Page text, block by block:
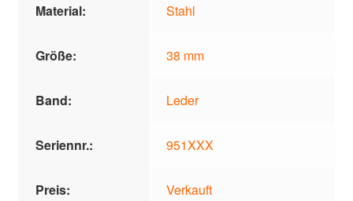
Material: Stahl
Größe: 38 mm
Band: Leder
Seriennr.: 951XXX
Preis: Verkauft